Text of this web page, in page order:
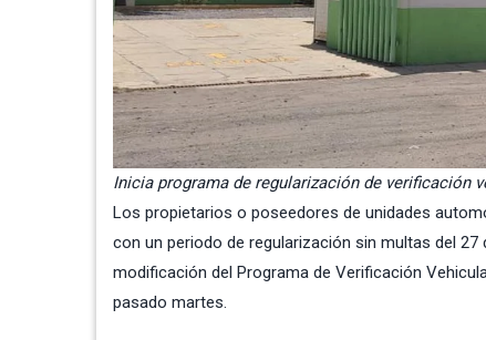
Inicia programa de regularización de verificación
Los propietarios o poseedores de unidades
con un periodo de regularización sin multas del 27
modificación del Programa de Verificación
pasado martes.